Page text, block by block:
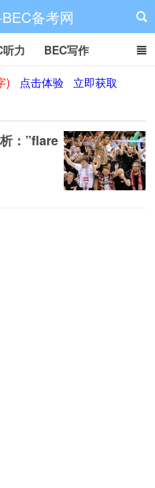
备考网
听力 BEC写作
BEC真题 BEC备考
) 点击体验
立即获取
：”flare